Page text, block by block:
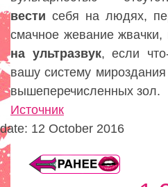
вести себя на людях,
смачное жевание жвачки,
на ультразвук, если
вашу систему
вышеперечисленных зол.
Источник
date: 12 October 2016